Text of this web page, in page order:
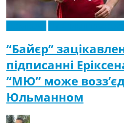
“Байєр”
підписанні
“МЮ” може
Юльманном